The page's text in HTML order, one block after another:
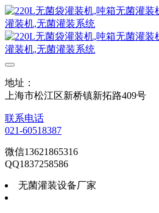
地址：
上海市松江区新桥镇新拓路409号
联系电话
021-60518387
微信13621865316
QQ1837258586
无菌灌装设备厂家